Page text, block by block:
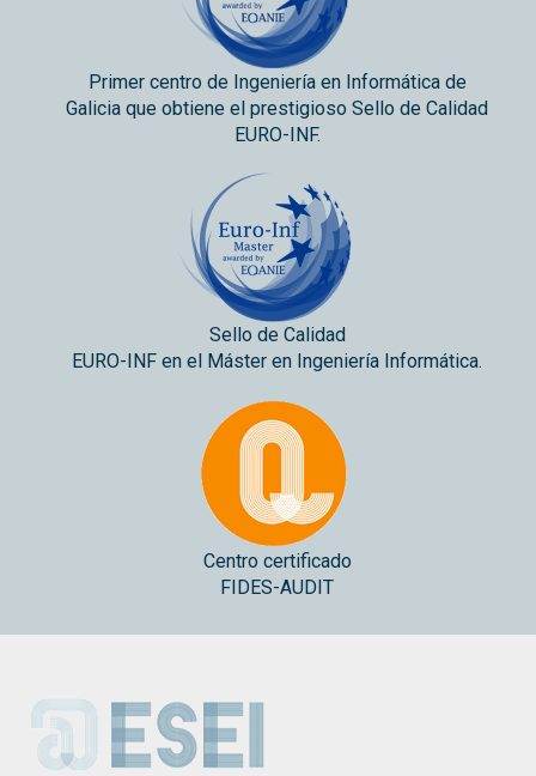
Primer centro de Ingeniería en Informática de
Galicia que obtiene el prestigioso Sello de Calidad
EURO-INF.
Sello de Calidad
EURO-INF en el Máster en Ingeniería Informática.
Centro certificado
FIDES-AUDIT
ESEI